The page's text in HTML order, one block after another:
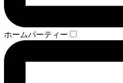
ホームパーティー